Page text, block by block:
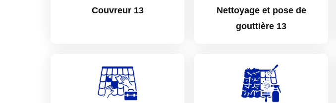
Couvreur 13
Nettoyage et pose de
gouttière 13